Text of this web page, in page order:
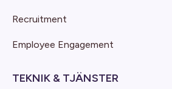
Recruitment
Employee Engagement
TEKNIK & TJÄNSTER